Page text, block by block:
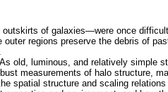
of galaxies—were once
regions preserve the debris of
old, luminous, and relatively simple
measurements of halo structure,
spatial structure and scaling